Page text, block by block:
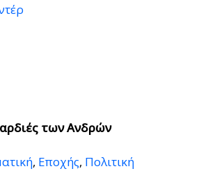
των Ανδρών
, Εποχής, Πολιτική